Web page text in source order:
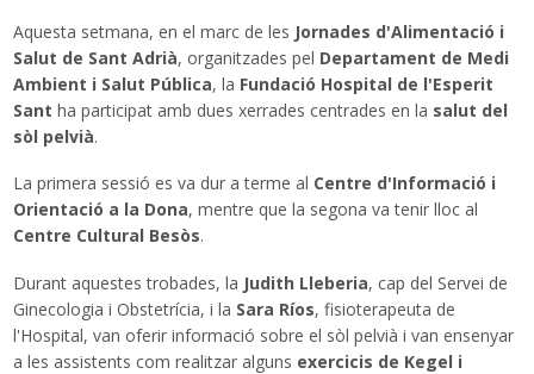
Traductor
Aquesta setmana, en el marc de les Jornades d'Alimentació i
Salut de Sant Adrià, organitzades pel Departament de Medi
Ambient i Salut Pública, la Fundació Hospital de l'Esperit
Sant ha participat amb dues xerrades centrades en la salut del
sòl pelvià.
La primera sessió es va dur a terme al Centre d'Informació i
Orientació a la Dona, mentre que la segona va tenir lloc al
Centre Cultural Besòs.
Durant aquestes trobades, la Judith Lleberia, cap del Servei de
Ginecologia i Obstetrícia, i la Sara Ríos, fisioterapeuta de
l'Hospital, van oferir informació sobre el sòl pelvià i van ensenyar
a les assistents com realitzar alguns exercicis de Kegel i